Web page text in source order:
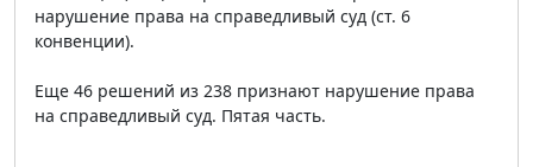
нарушение права на справедливый суд (ст. 6
конвенции).
Еще 46 решений из 238 признают нарушение права
на справедливый суд. Пятая часть.